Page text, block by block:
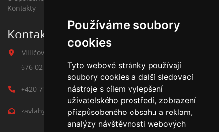
Používáme soubory
cookies
Tyto webové stránky používají
soubory cookies a další sledovací
nástroje s cílem vylepšení
uživatelského prostředí, zobrazení
přizpůsobeného obsahu a reklam,
analýzy návštěvnosti webových
Kontakty
Kontakt na závlahy
Miličova 541
676 02 Moravské Budějovice
+420 777 780 938
zavlahy@hmbuilding.cz